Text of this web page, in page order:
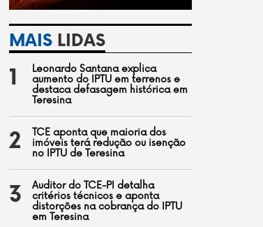
MAISLIDAS
1
Leonardo Santana explica
aumento do IPTU em terrenos e
destaca defasagem histórica em
Teresina
2
TCE aponta que maioria dos
imóveis terá redução ou isenção
no IPTU de Teresina
3
Auditor do TCE-PI detalha
critérios técnicos e aponta
distorções na cobrança do IPTU
em Teresina